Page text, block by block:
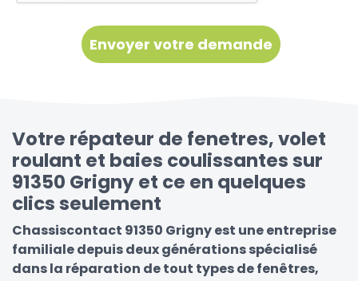
Votre répateur de fenetres, volet
roulant et baies coulissantes sur
91350 Grigny et ce en quelques
clics seulement
Chassiscontact 91350 Grigny est une entreprise
familiale depuis deux générations spécialisé
dans la réparation de tout types de fenêtres,